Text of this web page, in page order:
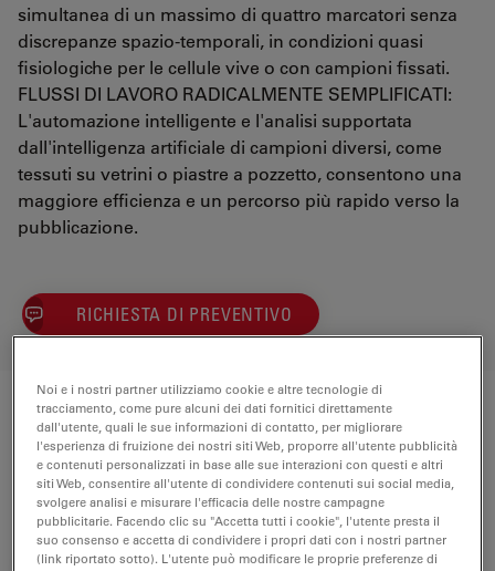
simultanea di un massimo di quattro marcatori senza
discrepanze spazio-temporali, in condizioni quasi
fisiologiche per le cellule vive o con campioni fissati.
FLUSSI DI LAVORO RADICALMENTE SEMPLIFICATI:
L'automazione intelligente e l'analisi supportata
dall'intelligenza artificiale di campioni diversi, come
tessuti su vetrini o piastre a pozzetto, consentono una
maggiore efficienza e un percorso più rapido verso la
pubblicazione.
RICHIESTA DI PREVENTIVO
Componenti
Microscopio automatico microhub
Mica WideFocal Live Cell comprende:
Quantità
Noi e i nostri partner utilizziamo cookie e altre tecnologie di
tracciamento, come pure alcuni dei dati fornitici direttamente
dall'utente, quali le sue informazioni di contatto, per migliorare
l'esperienza di fruizione dei nostri siti Web, proporre all'utente pubblicità
e contenuti personalizzati in base alle sue interazioni con questi e altri
siti Web, consentire all'utente di condividere contenuti sui social media,
svolgere analisi e misurare l'efficacia delle nostre campagne
pubblicitarie. Facendo clic su "Accetta tutti i cookie", l'utente presta il
suo consenso e accetta di condividere i propri dati con i nostri partner
(link riportato sotto). L'utente può modificare le proprie preferenze di